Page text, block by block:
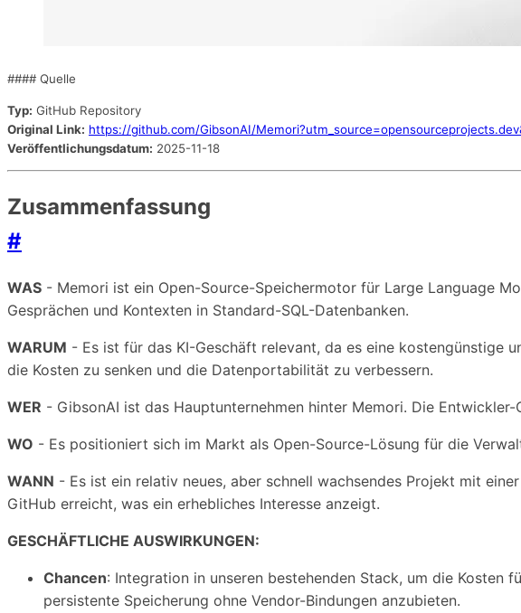
#### Quelle
Typ: GitHub Repository
Original Link: https://github.com/GibsonAI/
Veröffentlichungsdatum: 2025-11-18
Zusammenfassung
#
WAS - Memori ist ein Open-Source-Speichermotor für Large Language
Gesprächen und Kontexten in Standard-SQL-Datenbanken.
WARUM - Es ist für das KI-Geschäft relevant, da es eine kostengünstige
die Kosten zu senken und die Datenportabilität zu verbessern.
WER - GibsonAI ist das Hauptunternehmen hinter Memori. Die
WO - Es positioniert sich im Markt als Open-Source-Lösung für die
WANN - Es ist ein relativ neues, aber schnell wachsendes Projekt mit
GitHub erreicht, was ein erhebliches Interesse anzeigt.
GESCHÄFTLICHE AUSWIRKUNGEN:
Chancen: Integration in unseren bestehenden Stack, um die Kosten
persistente Speicherung ohne Vendor-Bindungen anzubieten.